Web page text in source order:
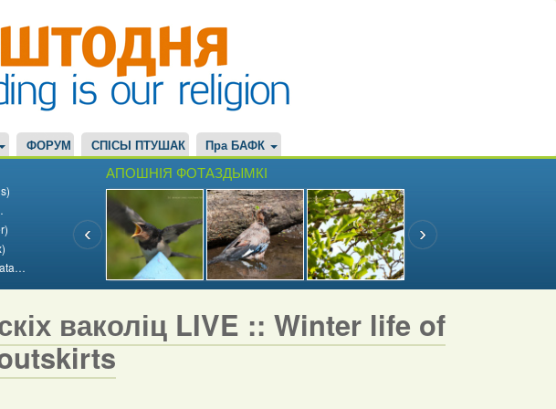
ФОРУМ СПІСЫ ПТУШАК Пра БАФК
АПОШНІЯ ФОТАЗДЫМКІ
ваколіц LIVE :: Winter life of